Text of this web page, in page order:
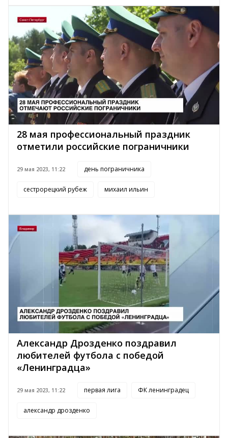
28 мая профессиональный праздник
отметили российские пограничники
29 мая 2023, 11:22 день пограничника
сестрорецкий рубеж михаил ильин
Александр Дрозденко поздравил
любителей футбола с победой
«Ленинградца»
29 мая 2023, 11:22 первая лига ФК ленинградец
александр дрозденко